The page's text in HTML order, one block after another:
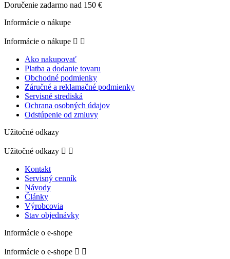
Doručenie zadarmo nad 150 €
Informácie o nákupe
Informácie o nákupe  
Ako nakupovať
Platba a dodanie tovaru
Obchodné podmienky
Záručné a reklamačné podmienky
Servisné strediská
Ochrana osobných údajov
Odstúpenie od zmluvy
Užitočné odkazy
Užitočné odkazy  
Kontakt
Servisný cenník
Návody
Články
Výrobcovia
Stav objednávky
Informácie o e-shope
Informácie o e-shope  